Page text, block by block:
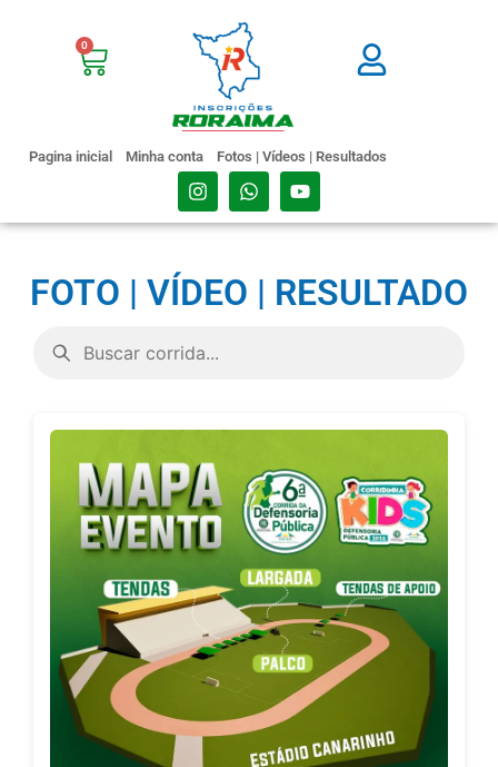
0
Pagina inicial Minha conta Fotos | Vídeos | Resultados
FOTO | VÍDEO | RESULTADO